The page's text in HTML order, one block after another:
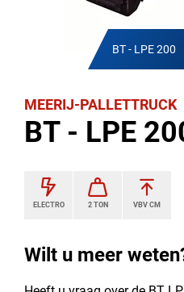
BT - LPE 200
MEERIJ-PALLETTRUCK
BT - LPE
ELECTRO 2 TON VBV CM
Wilt u meer